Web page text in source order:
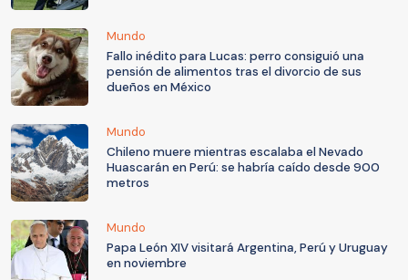
Mundo
Fallo inédito para Lucas: perro consiguió una
pensión de alimentos tras el divorcio de sus
dueños en México
Mundo
Chileno muere mientras escalaba el Nevado
Huascarán en Perú: se habría caído desde 900
metros
Mundo
Papa León XIV visitará Argentina, Perú y Uruguay
en noviembre